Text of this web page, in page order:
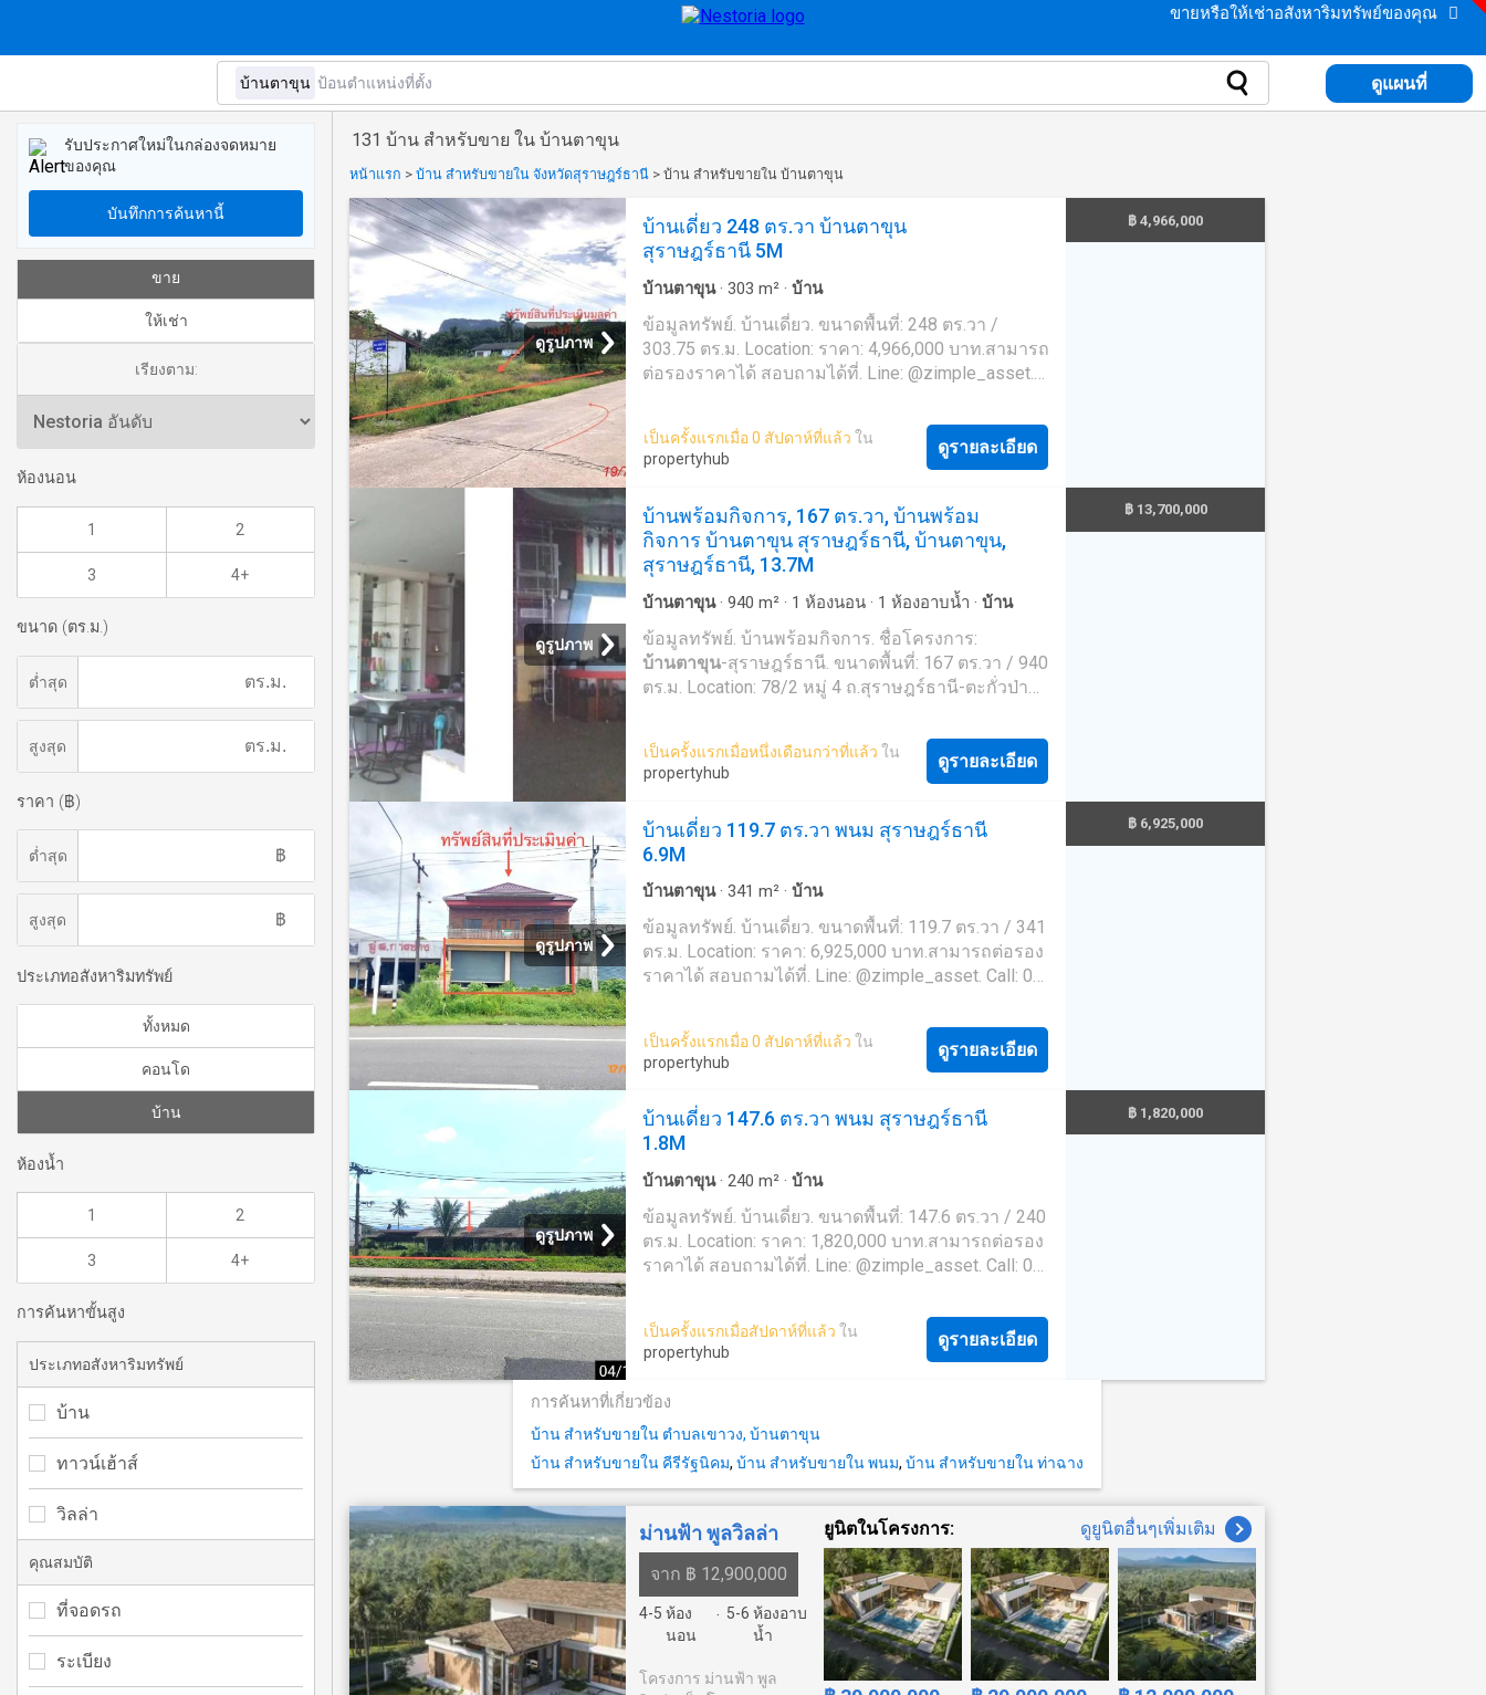
ขายหรือให้เช่าอสังหาริมทรัพย์ของคุณ
ดูแผนที่
131 บ้าน สำหรับขาย ใน บ้านตาขุน
หน้าแรก > บ้าน สำหรับขายใน จังหวัดสุราษฎร์ธานี > บ้าน สำหรับขายใน บ้านตาขุน
ดูรูปภาพ
บ้านเดี่ยว 248 ตร.วา บ้านตาขุน
สุราษฎร์ธานี 5M
บ้านตาขุน · 303 m² · บ้าน
ข้อมูลทรัพย์. บ้านเดี่ยว. ขนาดพื้นที่: 248 ตร.วา /
303.75 ตร.ม. Location: ราคา: 4,966,000 บาท.สามารถ
ต่อรองราคาได้ สอบถามได้ที่. Line: @zimple_asset.
ช่วยเหลือขั้นตอนการซื้อนะคะ ' โปรโมชั่น ฟรีค่า
ธรรมเนียมการโอนสูงสุด 200,000 บาท เมื่อโอน
กรรมสิทธิ์ภายใน 30 วัน นับจากวันที่ธนาคารแจ้งผล
เป็นครั้งแรกเมื่อ 0 สัปดาห์ที่แล้ว ใน
propertyhub
ดูรายละเอียด
฿ 4,966,000
ดูรูปภาพ
บ้านพร้อมกิจการ, 167 ตร.วา, บ้านพร้อม
กิจการ บ้านตาขุน สุราษฎร์ธานี, บ้านตาขุน,
สุราษฎร์ธานี, 13.7M
บ้านตาขุน · 940 m² · 1 ห้องนอน · 1 ห้องอาบน้ำ · บ้าน
ข้อมูลทรัพย์. บ้านพร้อมกิจการ. ชื่อโครงการ:
บ้านตาขุน-สุราษฎร์ธานี. ขนาดพื้นที่: 167 ตร.วา / 940
ตร.ม. Location: 78/2 หมู่ 4 ถ.สุราษฎร์ธานี-ตะกั่วป่า
13,700,000 บาท.สามารถต่อรองราคาได้ สอบถาม
ได้ที่. Line: @zimple_asset. Call: 02-026-6-'Zimple
Asset ยินดีให้คำปรึกษา และช่วยเหลือขั้นตอนการซื้อ
เป็นครั้งแรกเมื่อหนึ่งเดือนกว่าที่แล้ว ใน
propertyhub
ดูรายละเอียด
฿ 13,700,000
ดูรูปภาพ
บ้านเดี่ยว 119.7 ตร.วา พนม สุราษฎร์ธานี
6.9M
บ้านตาขุน · 341 m² · บ้าน
ข้อมูลทรัพย์. บ้านเดี่ยว. ขนาดพื้นที่: 119.7 ตร.วา / 341
ตร.ม. Location: ราคา: 6,925,000 บาท.สามารถต่อรอง
ราคาได้ สอบถามได้ที่. Line: @zimple_asset. Call: 02-
ขั้นตอนการซื้อนะคะ ' โปรโมชั่น ฟรีค่าธรรมเนียม
การโอนสูงสุด 200,000 บาท เมื่อโอนกรรมสิทธิ์
ภายใน 30 วัน นับจากวันที่ธนาคารแจ้งผลอนุมัติการ
เป็นครั้งแรกเมื่อ 0 สัปดาห์ที่แล้ว ใน
propertyhub
ดูรายละเอียด
฿ 6,925,000
ดูรูปภาพ
บ้านเดี่ยว 147.6 ตร.วา พนม สุราษฎร์ธานี
1.8M
บ้านตาขุน · 240 m² · บ้าน
ข้อมูลทรัพย์. บ้านเดี่ยว. ขนาดพื้นที่: 147.6 ตร.วา / 240
ตร.ม. Location: ราคา: 1,820,000 บาท.สามารถต่อรอง
ราคาได้ สอบถามได้ที่. Line: @zimple_asset. Call: 02-
ขั้นตอนการซื้อนะคะ ' โปรโมชั่น ฟรีค่าธรรมเนียม
การโอนสูงสุด 200,000 บาท เมื่อโอนกรรมสิทธิ์
ภายใน 30 วัน นับจากวันที่ธนาคารแจ้งผลอนุมัติการ
เป็นครั้งแรกเมื่อสัปดาห์ที่แล้ว ใน
propertyhub
ดูรายละเอียด
฿ 1,820,000
การค้นหาที่เกี่ยวข้อง
บ้าน สำหรับขายใน ตำบลเขาวง, บ้านตาขุน
บ้าน สำหรับขายใน คีรีรัฐนิคม,บ้าน สำหรับขายใน พนม,บ้าน สำหรับขายใน ท่าฉาง
ม่านฟ้า พูลวิลล่า
จาก ฿ 12,900,000
4-5 ห้อง
นอน
· 5-6 ห้องอาบ
น้ำ
โครงการ ม่านฟ้า พูล
ยูนิตในโครงการ: ดูยูนิตอื่นๆเพิ่มเติม
รับประกาศใหม่ในกล่องจดหมาย
ของคุณ
บันทึกการค้นหานี้
ขาย
ให้เช่า
เรียงตาม:
ห้องนอน
1 2
3 4+
ขนาด (ตร.ม.)
ต่ำสุด
สูงสุด
ราคา (฿)
ต่ำสุด
สูงสุด
ประเภทอสังหาริมทรัพย์
ทั้งหมด
คอนโด
บ้าน
ห้องน้ำ
1 2
3 4+
การค้นหาขั้นสูง
ประเภทอสังหาริมทรัพย์
บ้าน
ทาวน์เฮ้าส์
วิลล่า
คุณสมบัติ
ที่จอดรถ
ระเบียง